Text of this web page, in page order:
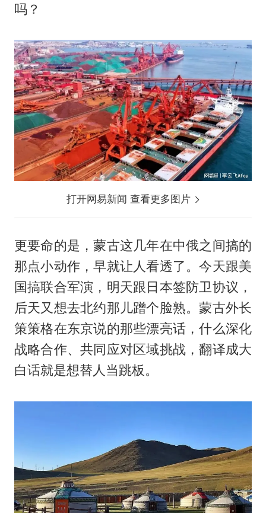
吗？
打开网易新闻 查看更多图片
更要命的是，蒙古这几年在中俄之间搞的
那点小动作，早就让人看透了。今天跟美
国搞联合军演，明天跟日本签防卫协议，
后天又想去北约那儿蹭个脸熟。蒙古外长
策策格在东京说的那些漂亮话，什么深化
战略合作、共同应对区域挑战，翻译成大
白话就是想替人当跳板。